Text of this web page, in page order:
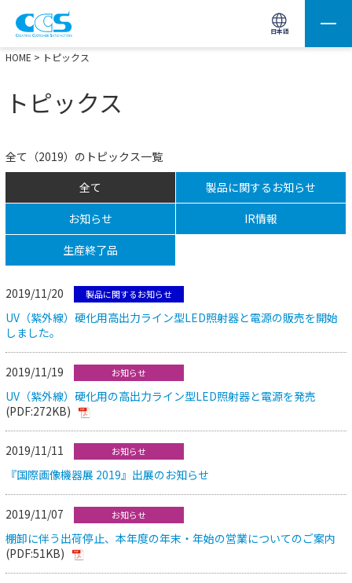
日本語
画像処理用の製品検索 サイト内検索(Enterで実行)
HOME > トピックス
トピックス
全て（2019）のトピックス一覧
全て
製品に関するお知らせ
お知らせ
IR情報
生産終了品
2019/11/20 製品に関するお知らせ
UV（紫外線）硬化用高出力ライン型LED照射器と電源の販売を開始
しました。
2019/11/19 お知らせ
UV（紫外線）硬化用の高出力ライン型LED照射器と電源を発売
(PDF:272KB)
2019/11/11 お知らせ
『国際画像機器展 2019』出展のお知らせ
2019/11/07 お知らせ
棚卸に伴う出荷停止、本年度の年末・年始の営業についてのご案内
(PDF:51KB)